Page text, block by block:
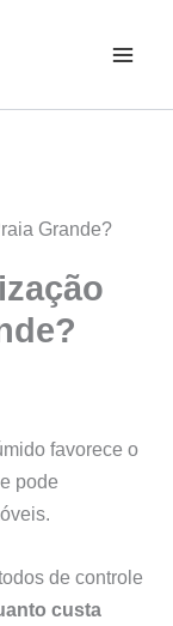
Grande?
favorece o
pode
de controle
custa